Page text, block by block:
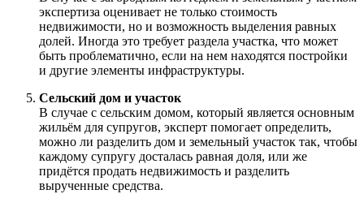
экспертиза оценивает не только стоимость
недвижимости, но и возможность выделения равных
долей. Иногда это требует раздела участка, что может
быть проблематично, если на нем находятся постройки
и другие элементы инфраструктуры.
Сельский дом и участок
В случае с сельским домом, который является основным
жильём для супругов, эксперт помогает определить,
можно ли разделить дом и земельный участок так, чтобы
каждому супругу досталась равная доля, или же
придётся продать недвижимость и разделить
вырученные средства.